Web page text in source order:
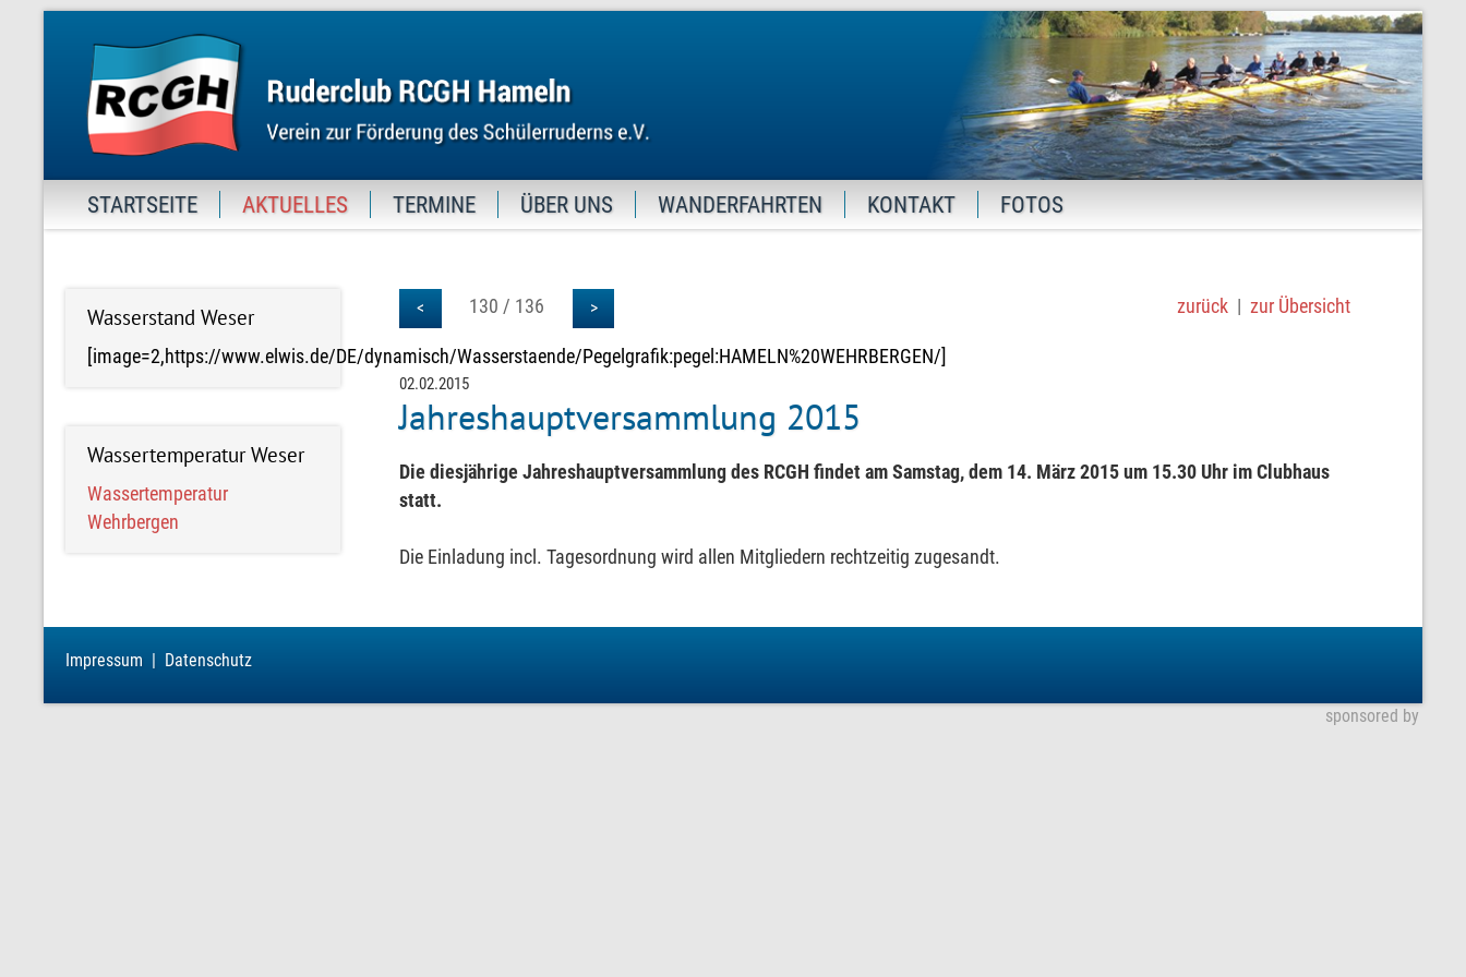
STARTSEITE AKTUELLES TERMINE ÜBER UNS WANDERFAHRTEN KONTAKT FOTOS
Wasserstand Weser
[image=2,https://www.elwis.de/DE/dynamisch/Wasserstaende/Pegelgrafik:pegel:HAMELN%20WEHRBERGEN/]
Wassertemperatur Weser
Wassertemperatur
Wehrbergen
< 130 / 136 > zurück| zur Übersicht
02.02.2015
Jahreshauptversammlung 2015
Die diesjährige Jahreshauptversammlung des RCGH findet am Samstag, dem 14. März 2015 um 15.30 Uhr im Clubhaus
statt.
Die Einladung incl. Tagesordnung wird allen Mitgliedern rechtzeitig zugesandt.
Impressum Datenschutz
sponsored by